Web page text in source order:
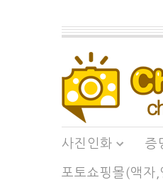
사진인화 증
포토쇼핑몰(액자,